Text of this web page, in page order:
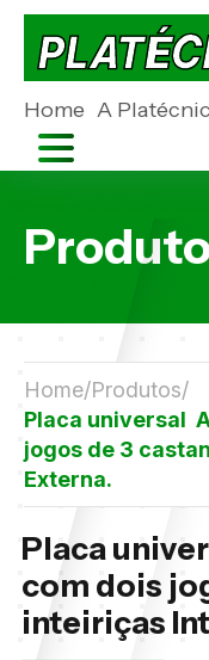
Home A
Home Produtos
Placa universal
jogos de 3
Externa.
Placa
com dois
inteiriças